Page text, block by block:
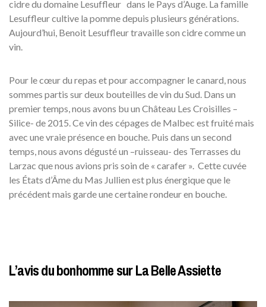
cidre du domaine Lesuffleur dans le Pays d’Auge. La famille
Lesuffleur cultive la pomme depuis plusieurs générations.
Aujourd’hui, Benoit Lesuffleur travaille son cidre comme un
vin.
Pour le cœur du repas et pour accompagner le canard, nous
sommes partis sur deux bouteilles de vin du Sud. Dans un
premier temps, nous avons bu un Château Les Croisilles –
Silice- de 2015. Ce vin des cépages de Malbec est fruité mais
avec une vraie présence en bouche. Puis dans un second
temps, nous avons dégusté un –ruisseau- des Terrasses du
Larzac que nous avions pris soin de « carafer ». Cette cuvée
les États d’Âme du Mas Jullien est plus énergique que le
précédent mais garde une certaine rondeur en bouche.
L’avis du bonhomme sur La Belle Assiette